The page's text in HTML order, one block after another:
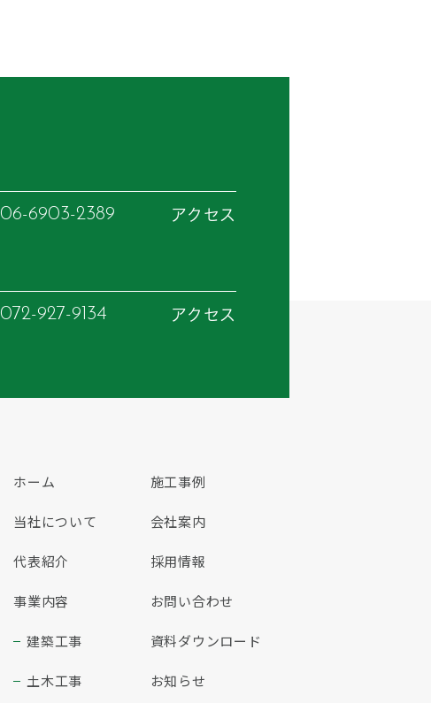
06-6903-2389 アクセス
072-927-9134 アクセス
ホーム
当社について
代表紹介
事業内容
建築工事
土木工事
施工事例
会社案内
採用情報
お問い合わせ
資料ダウンロード
お知らせ